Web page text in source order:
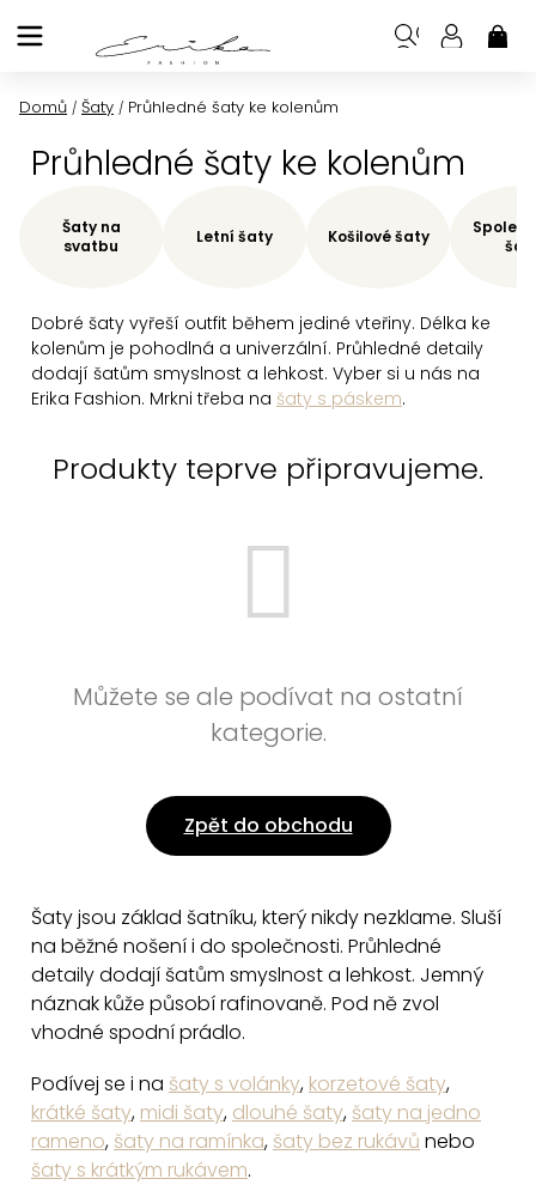
na
Domů / Šaty / Průhledné šaty ke kolenům
Průhledné šaty ke kolenům
Dobré šaty vyřeší outfit během jediné vteřiny. Délka ke
kolenům je pohodlná a univerzální. Průhledné detaily
dodají šatům smyslnost a lehkost. Vyber si u nás na
Erika Fashion. Mrkni třeba na šaty s páskem.
Šaty na
svatbu
Letní šaty Košilové šaty
Produkty teprve připravujeme.
Můžete se ale podívat na ostatní
kategorie.
Zpět do obchodu
Šaty jsou základ šatníku, který nikdy nezklame. Sluší
na běžné nošení i do společnosti. Průhledné
detaily dodají šatům smyslnost a lehkost. Jemný
náznak kůže působí rafinovaně. Pod ně zvol
vhodné spodní prádlo.
Podívej se i na šaty s volánky, korzetové šaty,
krátké šaty, midi šaty, dlouhé šaty, šaty na jedno
rameno, šaty na ramínka, šaty bez rukávů nebo
šaty s krátkým rukávem.